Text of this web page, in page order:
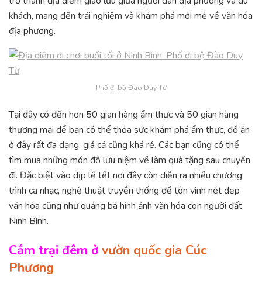
khách, mang đến trải nghiệm và khám phá mới mẻ về văn hóa
địa phương.
Phố đi bộ Đào Duy Từ
Tại đây có đến hơn 50 gian hàng ẩm thực và 50 gian hàng
thương mại để bạn có thể thỏa sức khám phá ẩm thực, đồ ăn
ở đây rất đa dạng, giá cả cũng khá rẻ. Các bạn cũng có thể
tìm mua những món đồ lưu niệm về làm quà tặng sau chuyến
đi. Đặc biệt vào dịp lễ tết nơi đây còn diễn ra nhiều chương
trình ca nhạc, nghệ thuật truyền thống để tôn vinh nét đẹp
văn hóa cũng như quảng bá hình ảnh văn hóa con người đất
Ninh Bình.
Cắm trại đêm ở vườn quốc gia Cúc
Phương